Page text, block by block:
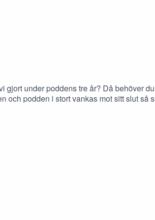
under poddens tre år? Då behöver
och podden i stort vankas mot sitt slut så
och massor av annat bakom
har ni en liten stund på er, släng iväg ett